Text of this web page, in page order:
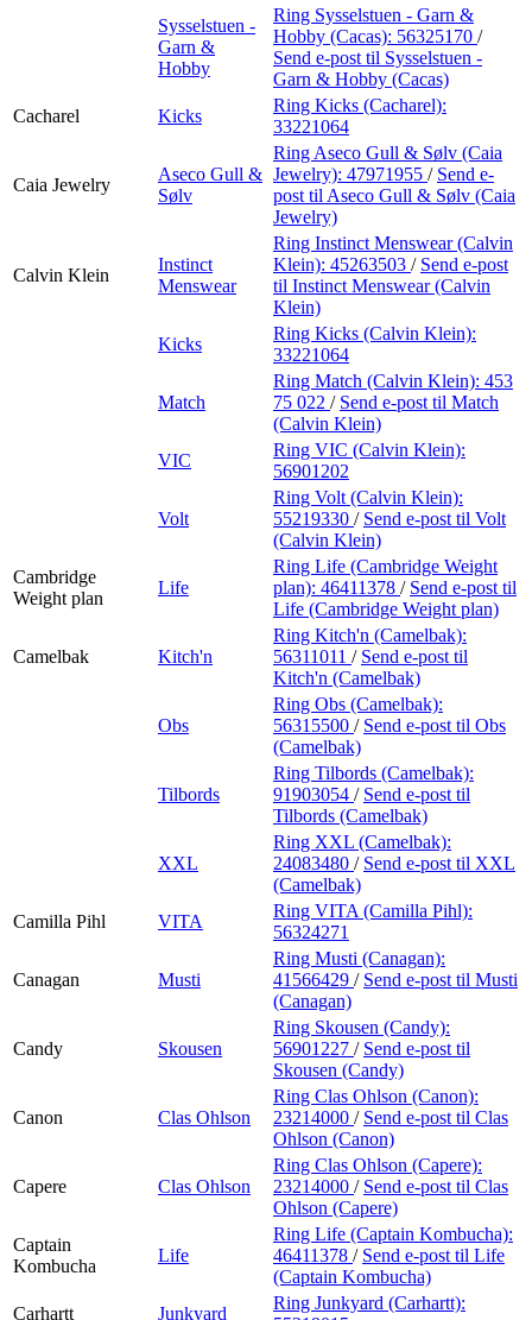
Sysselstuen -
Garn &
Hobby
Ring Sysselstuen - Garn &
Hobby (Cacas): 56325170 /
Send e-post til Sysselstuen -
Garn & Hobby (Cacas)
Cacharel
Kicks
Ring Kicks (Cacharel):
33221064
Caia Jewelry
Aseco Gull &
Sølv
Ring Aseco Gull & Sølv (Caia
Jewelry): 47971955 / Send e-
post til Aseco Gull & Sølv (Caia
Jewelry)
Calvin Klein
Instinct
Menswear
Ring Instinct Menswear (Calvin
Klein): 45263503 / Send e-post
til Instinct Menswear (Calvin
Klein)
Kicks
Ring Kicks (Calvin Klein):
33221064
Match
Ring Match (Calvin Klein): 453
75 022 / Send e-post til Match
(Calvin Klein)
VIC
Ring VIC (Calvin Klein):
56901202
Volt
Ring Volt (Calvin Klein):
55219330 / Send e-post til Volt
(Calvin Klein)
Cambridge
Weight plan
Life
Ring Life (Cambridge Weight
plan): 46411378 / Send e-post til
Life (Cambridge Weight plan)
Camelbak Kitch'n
Ring Kitch'n (Camelbak):
56311011 / Send e-post til
Kitch'n (Camelbak)
Obs
Ring Obs (Camelbak):
56315500 / Send e-post til Obs
(Camelbak)
Tilbords
Ring Tilbords (Camelbak):
91903054 / Send e-post til
Tilbords (Camelbak)
XXL
Ring XXL (Camelbak):
24083480 / Send e-post til XXL
(Camelbak)
Camilla Pihl
VITA
Ring VITA (Camilla Pihl):
56324271
Canagan Musti
Ring Musti (Canagan):
41566429 / Send e-post til Musti
(Canagan)
Candy Skousen
Ring Skousen (Candy):
56901227 / Send e-post til
Skousen (Candy)
Canon Clas Ohlson
Ring Clas Ohlson (Canon):
23214000 / Send e-post til Clas
Ohlson (Canon)
Capere Clas Ohlson
Ring Clas Ohlson (Capere):
23214000 / Send e-post til Clas
Ohlson (Capere)
Captain
Kombucha
Life
Ring Life (Captain Kombucha):
46411378 / Send e-post til Life
(Captain Kombucha)
Carhartt
Junkyard
Ring Junkyard (Carhartt):